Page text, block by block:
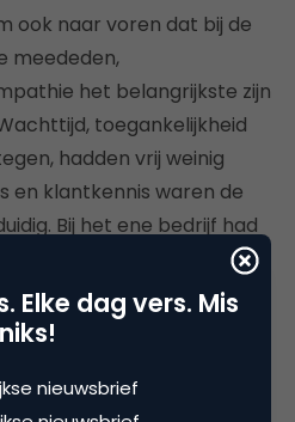
ook naar voren dat bij de
meededen,
het belangrijkste zijn
toegankelijkheid
hadden vrij weinig
en klantkennis waren de
Bij het ene bedrijf had
het andere bedrijf. Dit kan
feit hoe volwassen de
resultaten blijkt wel
voor een goede
Elke dag vers. Mis
niks!
nieuwsbrief